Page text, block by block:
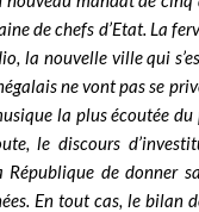
de chefs d’Etat. La
la nouvelle ville qui
ne vont pas se
la plus écoutée du
le discours
République de donner
En tout cas, le bilan